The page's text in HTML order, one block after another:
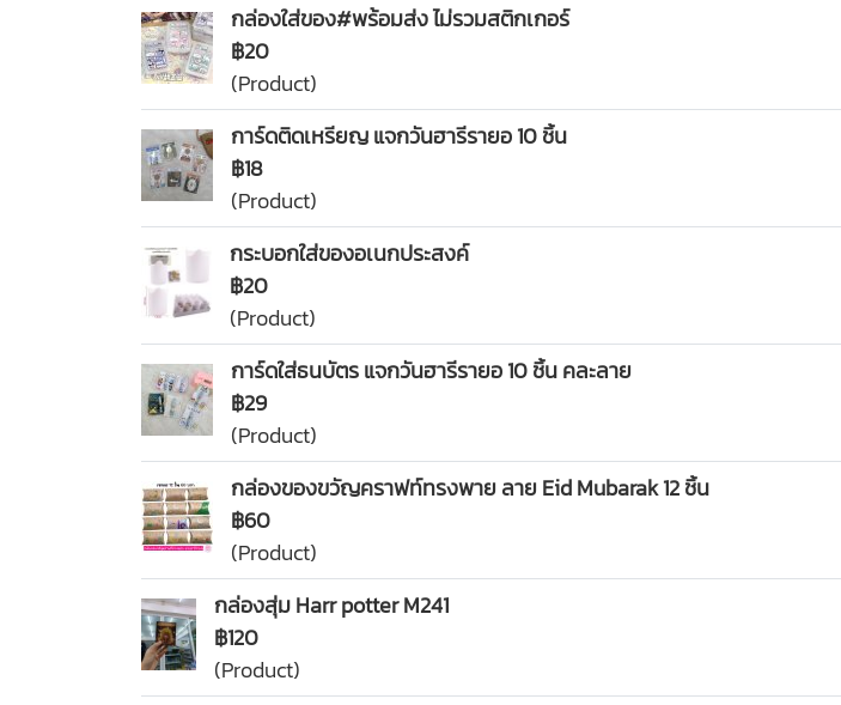
กล่องใส่ของ#พร้อมส่ง ไม่รวมสติกเกอร์
฿20
(Product)
การ์ดติดเหรียญ แจกวันฮารีรายอ 10 ชิ้น
฿18
(Product)
กระบอกใส่ของอเนกประสงค์
฿20
(Product)
การ์ดใส่ธนบัตร แจกวันฮารีรายอ 10 ชิ้น คละลาย
฿29
(Product)
กล่องของขวัญคราฟท์ทรงพาย ลาย Eid Mubarak 12 ชิ้น
฿60
(Product)
กล่องสุ่ม Harr potter M241
฿120
(Product)